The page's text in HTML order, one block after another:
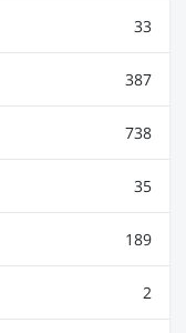
33
387
738
35
189
2